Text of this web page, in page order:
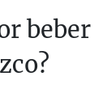
beber